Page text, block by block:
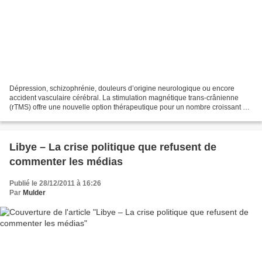
Dépression, schizophrénie, douleurs d’origine neurologique ou encore
accident vasculaire cérébral. La stimulation magnétique trans-crânienne
(rTMS) offre une nouvelle option thérapeutique pour un nombre croissant de
Libye – La crise politique que refusent de
commenter les médias
Publié le 28/12/2011 à 16:26
Par Mulder